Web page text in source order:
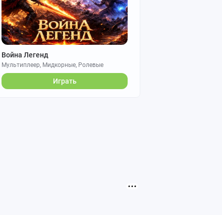
Война Легенд
Мультиплеер, Мидкорные, Ролевые
Играть